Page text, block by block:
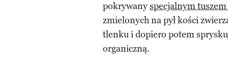
pokrywanyspecjalnym
zmielonych na pył kości
tlenku i dopiero potem
organiczną.